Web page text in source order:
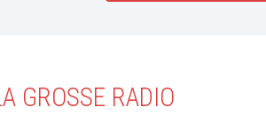
GROSSE RADIO